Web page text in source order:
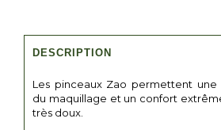
DESCRIPTION
Les pinceaux Zao permettent une
du maquillage et un confort
très doux.